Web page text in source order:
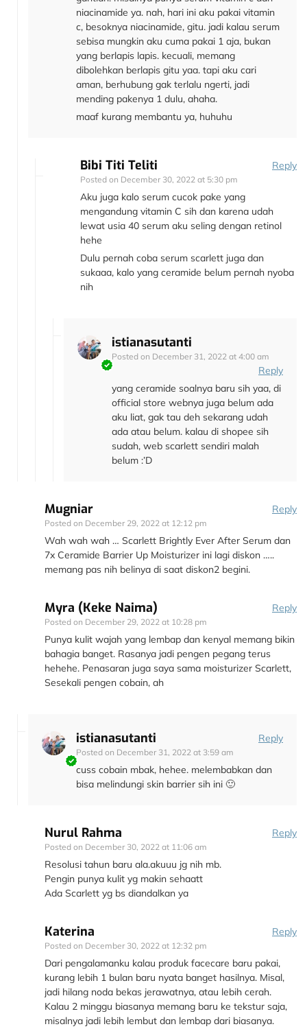
niacinamide ya. nah, hari ini aku pakai vitamin
c, besoknya niacinamide, gitu. jadi kalau serum
sebisa mungkin aku cuma pakai 1 aja, bukan
yang berlapis lapis. kecuali, memang
dibolehkan berlapis gitu yaa. tapi aku cari
aman, berhubung gak terlalu ngerti, jadi
mending pakenya 1 dulu, ahaha.
maaf kurang membantu ya, huhuhu
Bibi Titi Teliti
Posted on December 30, 2022 at 5:30 pm
Reply
Aku juga kalo serum cucok pake yang
mengandung vitamin C sih dan karena udah
lewat usia 40 serum aku seling dengan retinol
hehe
Dulu pernah coba serum scarlett juga dan
sukaaa, kalo yang ceramide belum pernah nyoba
nih
istianasutanti
Posted on December 31, 2022 at 4:00 am
Reply
yang ceramide soalnya baru sih yaa, di
official store webnya juga belum ada
aku liat, gak tau deh sekarang udah
ada atau belum. kalau di shopee sih
sudah, web scarlett sendiri malah
belum :’D
Mugniar
Posted on December 29, 2022 at 12:12 pm
Reply
Wah wah wah … Scarlett Brightly Ever After Serum dan
7x Ceramide Barrier Up Moisturizer ini lagi diskon …..
memang pas nih belinya di saat diskon2 begini.
Myra (Keke Naima)
Posted on December 29, 2022 at 10:28 pm
Reply
Punya kulit wajah yang lembap dan kenyal memang bikin
bahagia banget. Rasanya jadi pengen pegang terus
hehehe. Penasaran juga saya sama moisturizer Scarlett,
Sesekali pengen cobain, ah
istianasutanti
Posted on December 31, 2022 at 3:59 am
Reply
cuss cobain mbak, hehee. melembabkan dan
bisa melindungi skin barrier sih ini 🙂
Nurul Rahma
Posted on December 30, 2022 at 11:06 am
Reply
Resolusi tahun baru ala.akuuu jg nih mb.
Pengin punya kulit yg makin sehaatt
Ada Scarlett yg bs diandalkan ya
Katerina
Posted on December 30, 2022 at 12:32 pm
Reply
Dari pengalamanku kalau produk facecare baru pakai,
kurang lebih 1 bulan baru nyata banget hasilnya. Misal,
jadi hilang noda bekas jerawatnya, atau lebih cerah.
Kalau 2 minggu biasanya memang baru ke tekstur saja,
misalnya jadi lebih lembut dan lembap dari biasanya.